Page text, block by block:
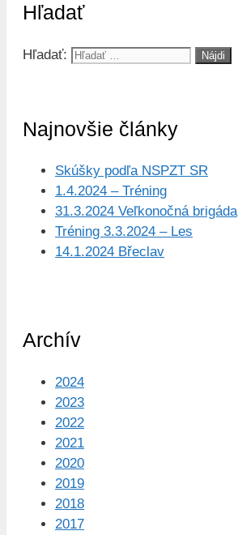
Hľadať
Hľadať:
Najnovšie články
Skúšky podľa NSPZT SR
1.4.2024 – Tréning
31.3.2024 Veľkonočná brigáda
Tréning 3.3.2024 – Les
14.1.2024 Břeclav
Archív
2024
2023
2022
2021
2020
2019
2018
2017